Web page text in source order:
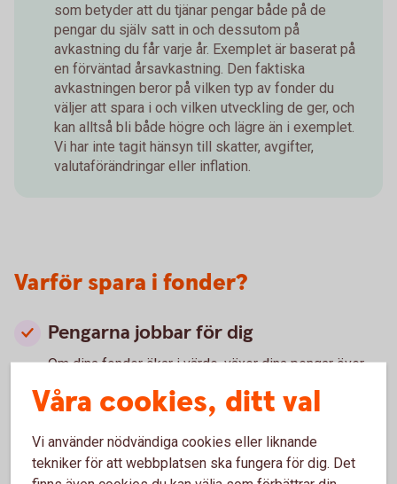
som betyder att du tjänar pengar både på de
pengar du själv satt in och dessutom på
avkastning du får varje år. Exemplet är baserat på
en förväntad årsavkastning. Den faktiska
avkastningen beror på vilken typ av fonder du
väljer att spara i och vilken utveckling de ger, och
kan alltså bli både högre och lägre än i exemplet.
Vi har inte tagit hänsyn till skatter, avgifter,
valutaförändringar eller inflation.
Varför spara i fonder?
Pengarna jobbar för dig
Om dina fonder ökar i värde, växer dina pengar över
tid snabbare och snabbare. Detta är tack vare ränta på
ränta-effekten.
Du sprider risken
Våra cookies, ditt val
Vi använder nödvändiga cookies eller liknande
tekniker för att webbplatsen ska fungera för dig. Det